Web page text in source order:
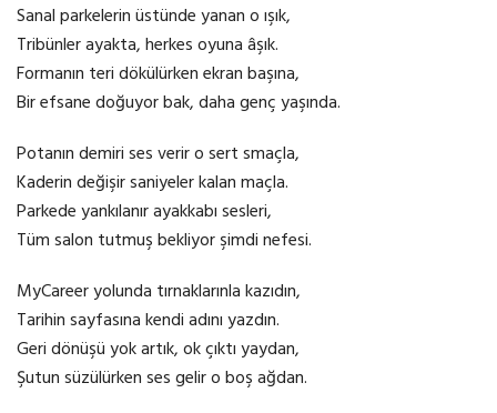
Sanal parkelerin üstünde yanan o ışık,
Tribünler ayakta, herkes oyuna âşık.
Formanın teri dökülürken ekran başına,
Bir efsane doğuyor bak, daha genç yaşında.
Potanın demiri ses verir o sert smaçla,
Kaderin değişir saniyeler kalan maçla.
Parkede yankılanır ayakkabı sesleri,
Tüm salon tutmuş bekliyor şimdi nefesi.
MyCareer yolunda tırnaklarınla kazıdın,
Tarihin sayfasına kendi adını yazdın.
Geri dönüşü yok artık, ok çıktı yaydan,
Şutun süzülürken ses gelir o boş ağdan.